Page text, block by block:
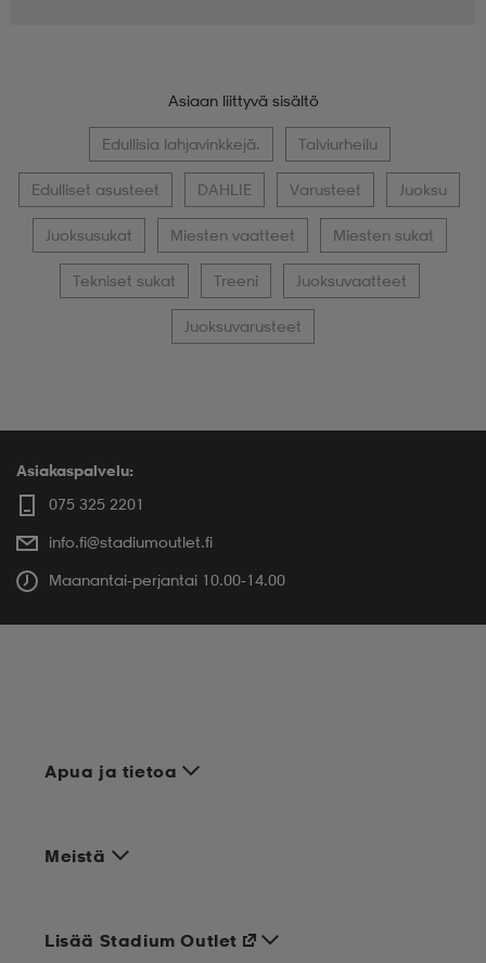
Asiaan liittyvä sisältö
Edullisia lahjavinkkejä. Talviurheilu
Edulliset asusteet DAHLIE Varusteet Juoksu
Juoksusukat Miesten vaatteet Miesten sukat
Tekniset sukat Treeni Juoksuvaatteet
Juoksuvarusteet
Asiakaspalvelu:
075 325 2201
info.fi@stadiumoutlet.fi
Maanantai-perjantai 10.00-14.00
Apua ja tietoa
Meistä
Lisää Stadium Outlet